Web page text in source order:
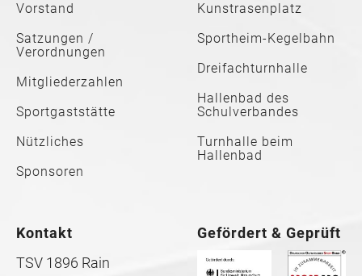
Vorstand
Satzungen /
Verordnungen
Mitgliederzahlen
Sportgaststätte
Nützliches
Sponsoren
Kunstrasenplatz
Sportheim-Kegelbahn
Dreifachturnhalle
Hallenbad des
Schulverbandes
Turnhalle beim
Hallenbad
Kontakt
TSV 1896 Rain
Gefördert & Geprüft